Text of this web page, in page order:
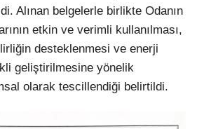
Alınan belgelerle birlikte Odanın
etkin ve verimli kullanılması,
desteklenmesi ve enerji
geliştirilmesine yönelik
olarak tescillendiği belirtildi.